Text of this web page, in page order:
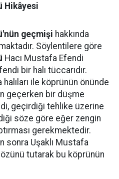
Hikâyesi
geçmişi hakkında
Söylentilere göre
Hacı Mustafa Efendi
bir halı tüccarıdır.
ile köprünün önünde
geçerken bir düşme
geçirdiği tehlike üzerine
söze göre eğer zengin
gerekmektedir.
sonra Uşaklı Mustafa
tutarak bu köprünün